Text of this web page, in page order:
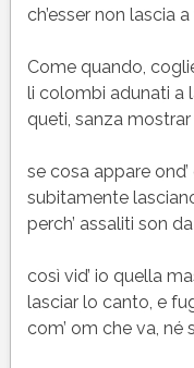
ch’esser non lascia
Come quando,
li colombi adunati a
queti, sanza mostrar
se cosa appare
subitamente
perch’ assaliti son
così vid’ io quella
lasciar lo canto, e
com’ om che va, né